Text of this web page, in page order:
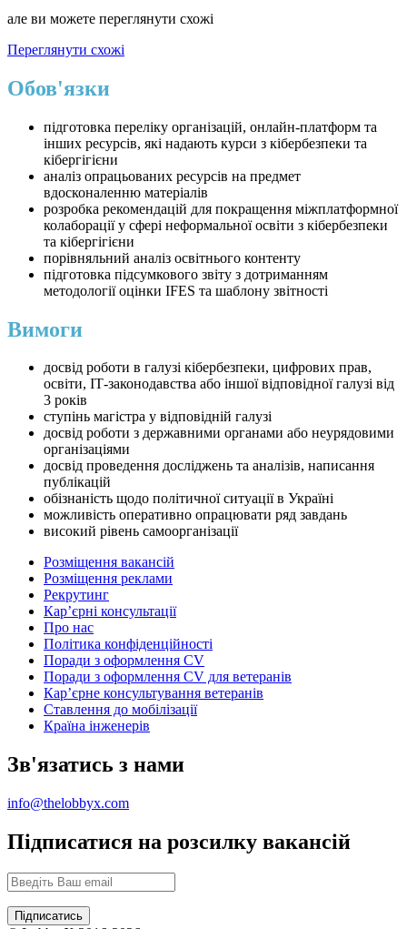
але ви можете переглянути схожі
Переглянути схожі
Обов'язки
підготовка переліку організацій, онлайн-платформ та
інших ресурсів, які надають курси з кібербезпеки та
кібергігієни
аналіз опрацьованих ресурсів на предмет
вдосконаленню матеріалів
розробка рекомендацій для покращення міжплатформної
колаборації у сфері неформальної освіти з кібербезпеки
та кібергігієни
порівняльний аналіз освітнього контенту
підготовка підсумкового звіту з дотриманням
методології оцінки IFES та шаблону звітності
Вимоги
досвід роботи в галузі кібербезпеки, цифрових прав,
освіти, ІТ-законодавства або іншої відповідної галузі від
3 років
ступінь магістра у відповідній галузі
досвід роботи з державними органами або неурядовими
організаціями
досвід проведення досліджень та аналізів, написання
публікацій
обізнаність щодо політичної ситуації в Україні
можливість оперативно опрацювати ряд завдань
високий рівень самоорганізації
Розміщення вакансій
Розміщення реклами
Рекрутинг
Карʼєрні консультації
Про нас
Політика конфіденційності
Поради з оформлення CV
Поради з оформлення CV для ветеранів
Карʼєрне консультування ветеранів
Ставлення до мобілізації
Країна інженерів
Зв'язатись з нами
info@thelobbyx.com
Підписатися на розсилку вакансій